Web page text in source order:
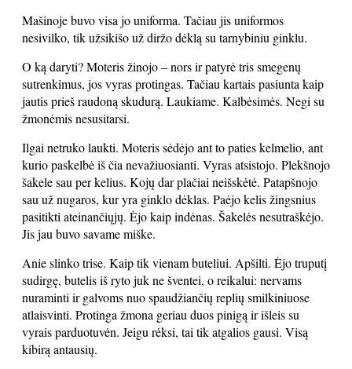
Mašinoje buvo visa jo uniforma. Tačiau jis uniformos
nesivilko, tik užsikišo už diržo dėklą su tarnybiniu ginklu.
O ką daryti? Moteris žinojo – nors ir patyrė tris smegenų
sutrenkimus, jos vyras protingas. Tačiau kartais pasiunta kaip
jautis prieš raudoną skudurą. Laukiame. Kalbėsimės. Negi su
žmonėmis nesusitarsi.
Ilgai netruko laukti. Moteris sėdėjo ant to paties kelmelio, ant
kurio paskelbė iš čia nevažiuosianti. Vyras atsistojo. Plekšnojo
šakele sau per kelius. Kojų dar plačiai neišskėtė. Patapšnojo
sau už nugaros, kur yra ginklo dėklas. Paėjo kelis žingsnius
pasitikti ateinančiųjų. Ėjo kaip indėnas. Šakelės nesutraškėjo.
Jis jau buvo savame miške.
Anie slinko trise. Kaip tik vienam buteliui. Apšilti. Ėjo truputį
sudirgę, butelis iš ryto juk ne šventei, o reikalui: nervams
nuraminti ir galvoms nuo spaudžiančių replių smilkiniuose
atlaisvinti. Protinga žmona geriau duos pinigą ir išleis su
vyrais parduotuvėn. Jeigu rėksi, tai tik atgalios gausi. Visą
kibirą antausių.